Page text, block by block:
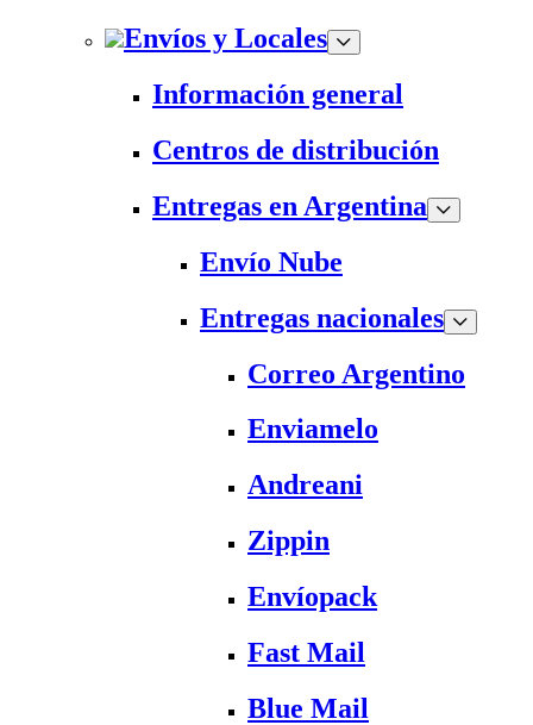
Envíos y Locales
Información general
Centros de distribución
Entregas en Argentina
Envío Nube
Entregas nacionales
Correo Argentino
Enviamelo
Andreani
Zippin
Envíopack
Fast Mail
Blue Mail